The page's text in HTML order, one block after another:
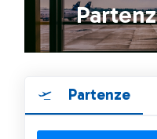
Partenze